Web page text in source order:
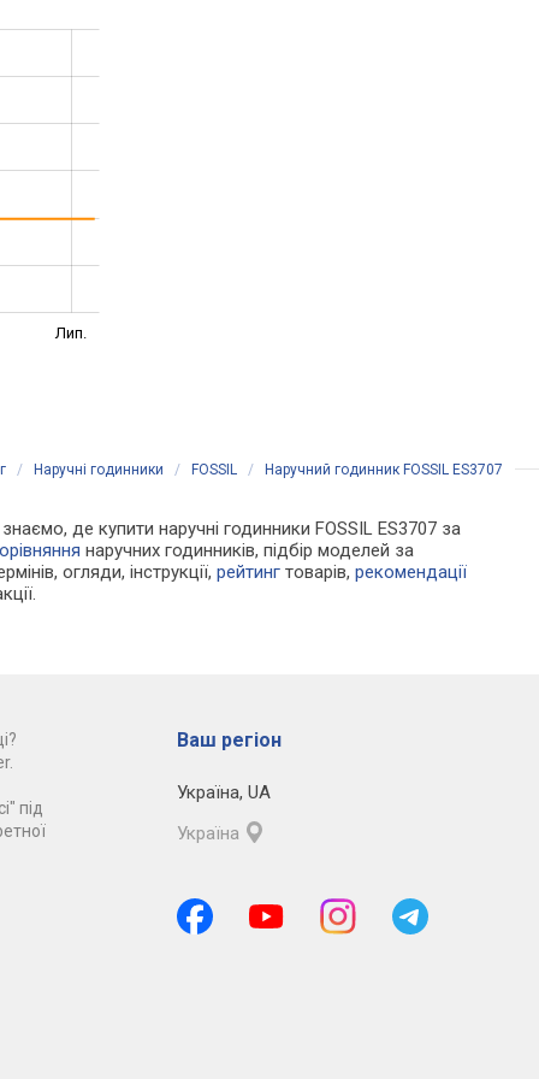
Лип.
/ Наручні годинники / FOSSIL / Наручний годинник FOSSIL ES3707
де купити наручні годинники FOSSIL ES3707 за
наручних годинників, підбір моделей за
огляди, інструкції,рейтинг товарів,рекомендації
під
Ваш регіон
Україна, UA
Україна